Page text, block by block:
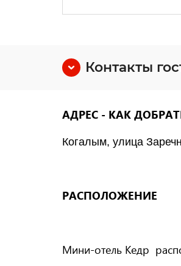
Контакты
АДРЕС - КАК
Когалым, улица
РАСПОЛОЖЕНИЕ
Мини-отель Кедр